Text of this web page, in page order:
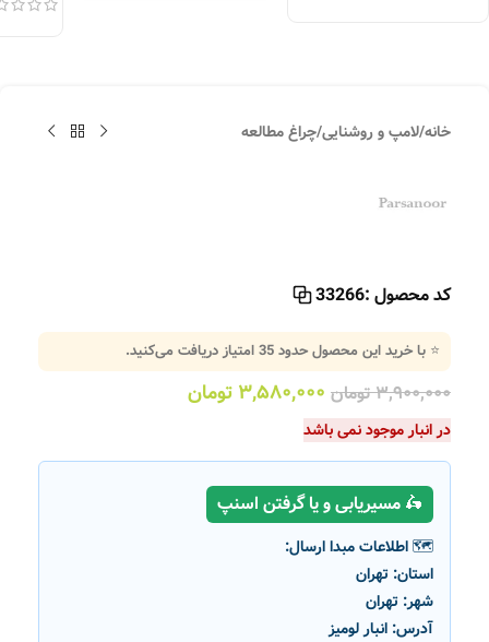
خانه/لامپ و روشنایی/چراغ مطالعه
کد محصول :33266
⭐ با خرید این محصول حدود35امتیاز دریافت می‌کنید.
۳,۹۰۰,۰۰۰تومان ۳,۵۸۰,۰۰۰ تومان
در انبار موجود نمی باشد
🛵 مسیریابی و یا گرفتن اسنپ
🗺️ اطلاعات مبدا ارسال:
استان: تهران
شهر: تهران
آدرس: انبار لومیز